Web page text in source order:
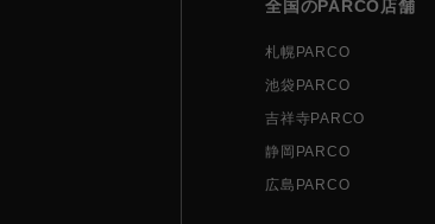
全国のPARCO店舗
札幌PARCO
池袋PARCO
吉祥寺PARCO
静岡PARCO
広島PARCO